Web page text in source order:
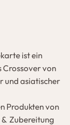
ist ein
Crossover von
und asiatischer
Produkten von
Zubereitung